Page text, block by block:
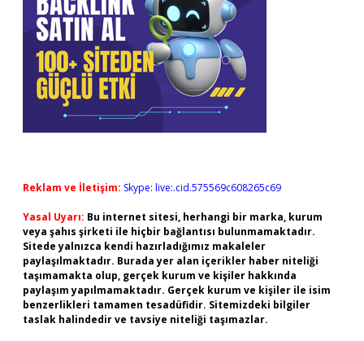
Reklam ve İletişim: Skype: live:.cid.575569c608265c69
Yasal Uyarı: Bu internet sitesi, herhangi bir marka, kurum
veya şahıs şirketi ile hiçbir bağlantısı bulunmamaktadır.
Sitede yalnızca kendi hazırladığımız makaleler
paylaşılmaktadır. Burada yer alan içerikler haber niteliği
taşımamakta olup, gerçek kurum ve kişiler hakkında
paylaşım yapılmamaktadır. Gerçek kurum ve kişiler ile isim
benzerlikleri tamamen tesadüfidir. Sitemizdeki bilgiler
taslak halindedir ve tavsiye niteliği taşımazlar.